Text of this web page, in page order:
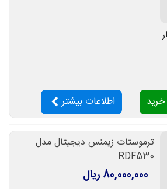
اطلاعات بیشتر
ترموستات زیمنس دیجیتال مدل
RDF530
80,000,000 ریال